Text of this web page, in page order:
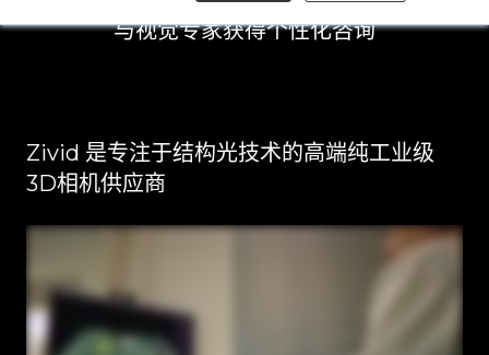
与视觉专家获得个性化咨询
Zivid 是专注于结构光技术的高端纯工业级
3D相机供应商